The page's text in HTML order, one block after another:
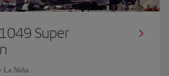
Super
La Niña.